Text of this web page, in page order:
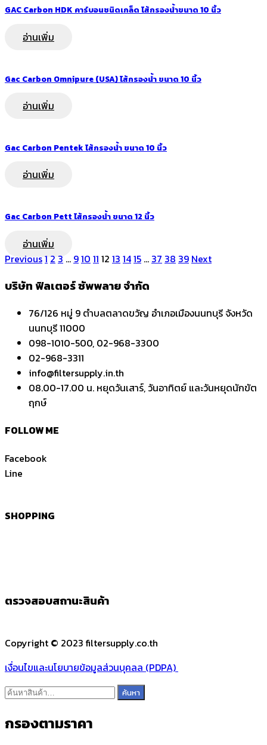
GAC Carbon HDK คาร์บอนชนิดเกล็ด ไส้กรองน้ำขนาด 10 นิ้ว
อ่านเพิ่ม
Gac Carbon Omnipure (USA) ไส้กรองน้ำ ขนาด 10 นิ้ว
อ่านเพิ่ม
Gac Carbon Pentek ไส้กรองน้ำ ขนาด 10 นิ้ว
อ่านเพิ่ม
Gac Carbon Pett ไส้กรองน้ำ ขนาด 12 นิ้ว
อ่านเพิ่ม
Previous1 2 3 … 910 11 12 13 1415 … 37 38 39 Next
บริษัท ฟิลเตอร์ ซัพพลาย จำกัด
76/126 หมู่ 9 ตำบลตลาดขวัญ อำเภอเมืองนนทบุรี จังหวัด
นนทบุรี 11000
098-1010-500, 02-968-3300
02-968-3311
info@filtersupply.in.th
08.00-17.00 น. หยุดวันเสาร์, วันอาทิตย์ และวันหยุดนักขัต
ฤกษ์
FOLLOW ME
Facebook
Line
SHOPPING
ตรวจสอบสถานะสินค้า
Copyright © 2023 filtersupply.co.th
เงื่อนไขและนโยบายข้อมูลส่วนบุคลล (PDPA)
ค้นหา:
ค้นหา
กรองตามราคา